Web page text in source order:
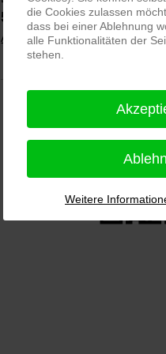
5,0 ⭐⭐⭐⭐⭐bei 144 Google-
Alle Rezensionen ansehen|
die Cookies zulassen
dass bei einer Ablehnung
alle Funktionalitäten der
stehen.
Weitere